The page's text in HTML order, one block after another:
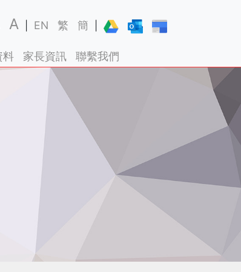
A EN 繁 簡
料 家長資訊 聯繫我們